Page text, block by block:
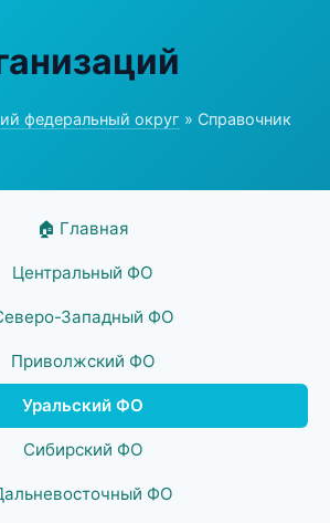
федеральный округ » Справочник
🏠 Главная
Центральный ФО
Западный ФО
Приволжский ФО
Уральский ФО
Сибирский ФО
ФО